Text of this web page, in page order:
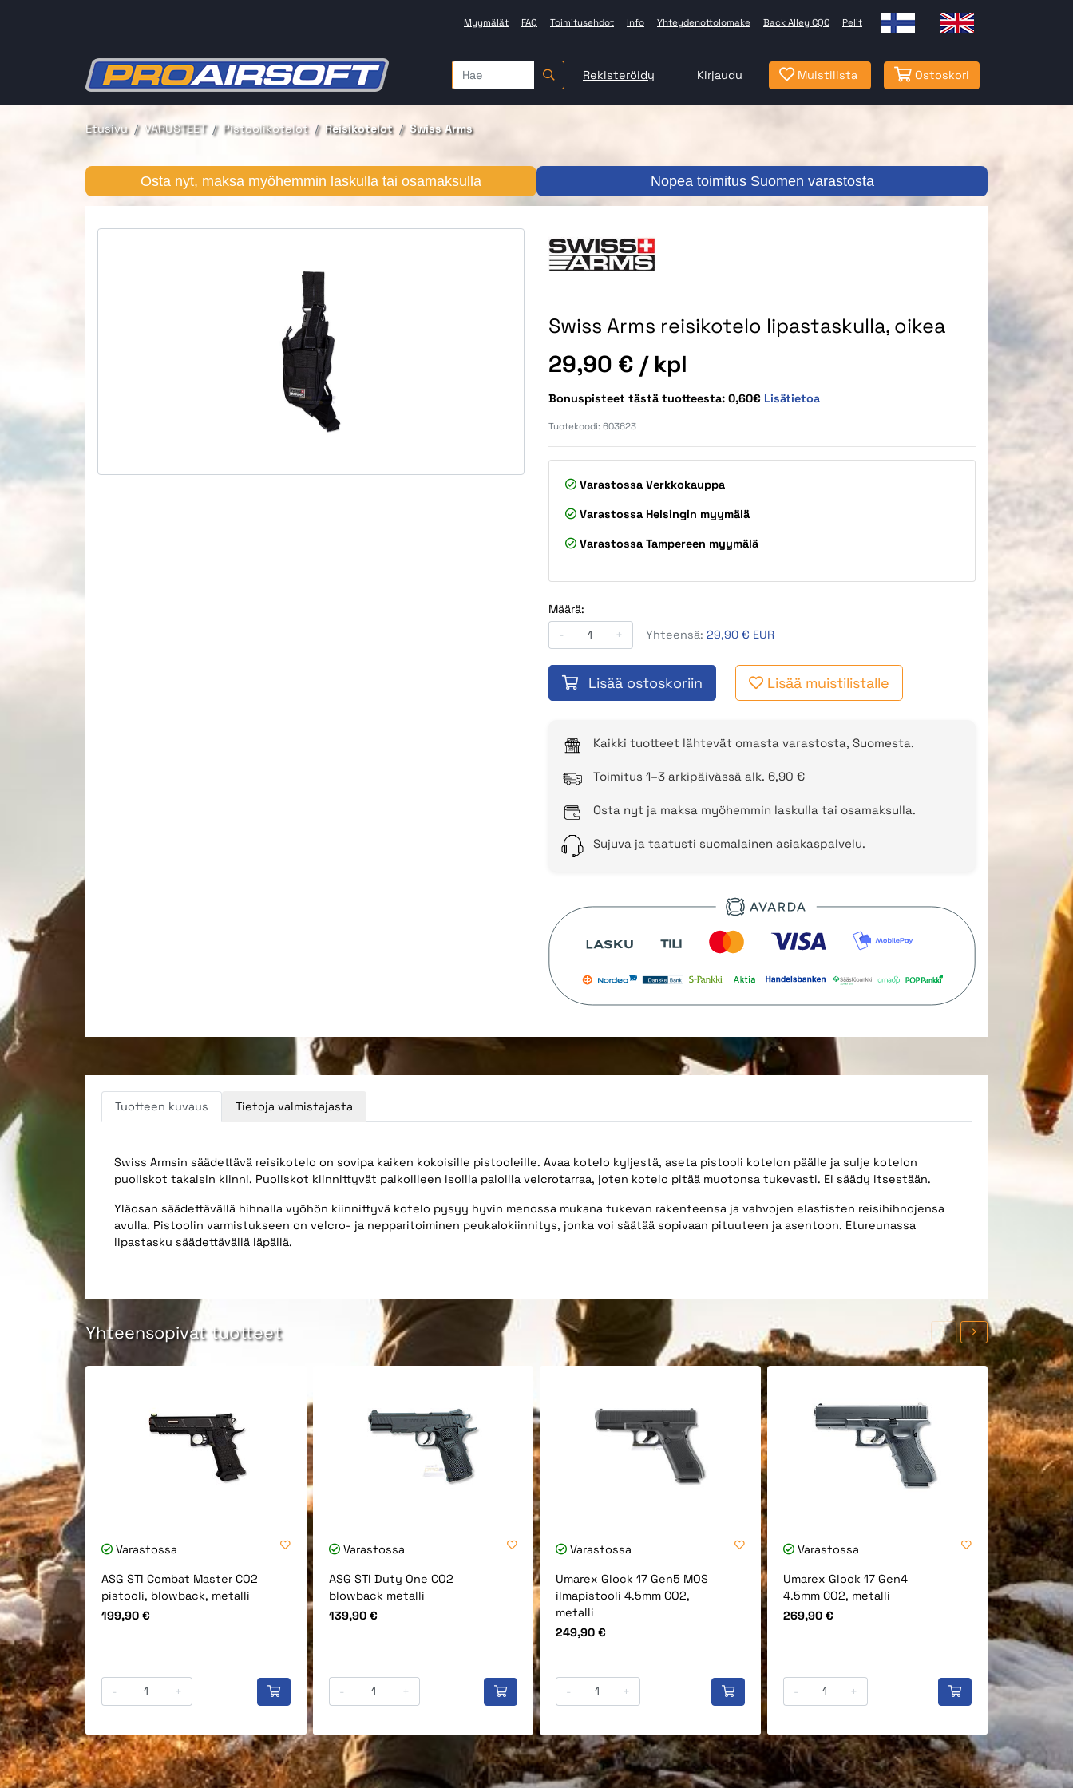
Myymälät FAQ Toimitusehdot Info Yhteydenottolomake Back Alley CQC Pelit
Rekisteröidy Kirjaudu Muistilista Ostoskori
Etusivu VARUSTEET Pistoolikotelot Reisikotelot Swiss Arms
Osta nyt, maksa myöhemmin laskulla tai osamaksulla Nopea toimitus Suomen varastosta
Swiss Arms reisikotelo lipastaskulla, oikea
Hinta
29,90 € / kpl
Bonuspisteet tästä tuotteesta: 0,60€ Lisätietoa
Tuotekoodi: 603623
Varastossa Verkkokauppa
Varastossa Helsingin myymälä
Varastossa Tampereen myymälä
Määrä:
-
+ Yhteensä: 29,90 € EUR
Lisää ostoskoriin Lisää muistilistalle
Kaikki tuotteet lähtevät omasta varastosta, Suomesta.
Toimitus 1–3 arkipäivässä alk. 6,90 €
Osta nyt ja maksa myöhemmin laskulla tai osamaksulla.
Sujuva ja taatusti suomalainen asiakaspalvelu.
Tuotteen kuvaus Tietoja valmistajasta
Swiss Armsin säädettävä reisikotelo on sovipa kaiken kokoisille pistooleille. Avaa kotelo kyljestä, aseta pistooli kotelon päälle ja sulje kotelon
puoliskot takaisin kiinni. Puoliskot kiinnittyvät paikoilleen isoilla paloilla velcrotarraa, joten kotelo pitää muotonsa tukevasti. Ei säädy itsestään.
Yläosan säädettävällä hihnalla vyöhön kiinnittyvä kotelo pysyy hyvin menossa mukana tukevan rakenteensa ja vahvojen elastisten reisihihnojensa
avulla. Pistoolin varmistukseen on velcro- ja nepparitoiminen peukalokiinnitys, jonka voi säätää sopivaan pituuteen ja asentoon. Etureunassa
lipastasku säädettävällä läpällä.
Yhteensopivat tuotteet
Varastossa
ASG STI Combat Master CO2
pistooli, blowback, metalli
Hinta
199,90 €
- +
Varastossa
ASG STI Duty One CO2
blowback metalli
Hinta
139,90 €
- +
Varastossa
Umarex Glock 17 Gen5 MOS
ilmapistooli 4.5mm CO2,
metalli
Hinta
249,90 €
- +
Varastossa
Umarex Glock 17 Gen4
4.5mm CO2, metalli
Hinta
269,90 €
- +
ASG STI
metalli
Hinta
109,90 €
-